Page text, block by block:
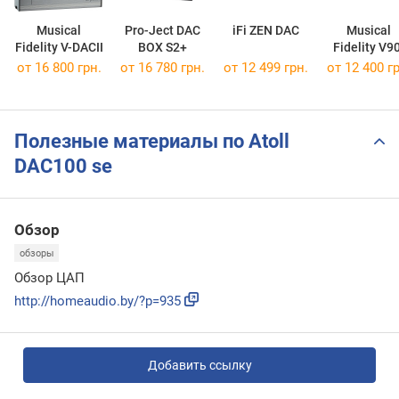
Musical
Fidelity V-DACII
Pro-Ject DAC
BOX S2+
iFi ZEN DAC
Musical
Fidelity
DAC
от 16 800 грн. от 16 780 грн. от 12 499 грн. от 12 400
Полезные материалы по Atoll
DAC100 se
Обзор
обзоры
Обзор ЦАП
http://homeaudio.by/?p=935
Добавить ссылку